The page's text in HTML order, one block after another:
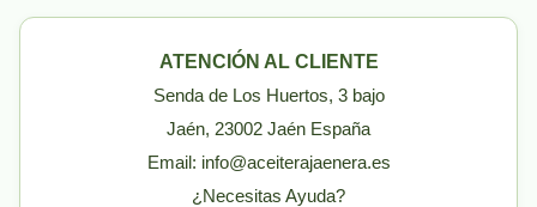
ATENCIÓN AL CLIENTE
Senda de Los Huertos, 3 bajo
Jaén, 23002 Jaén España
Email: info@aceiterajaenera.es
¿Necesitas Ayuda?